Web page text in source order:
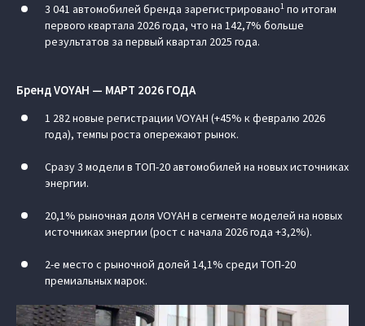
3 041 автомобилей бренда зарегистрировано1 по итогам
первого квартала 2026 года, что на 142,7% больше
результатов за первый квартал 2025 года.
Бренд VOYAH — МАРТ 2026 ГОДА
1 282 новые регистрации VOYAH (+45% к февралю 2026
года), темпы роста опережают рынок.
Сразу 3 модели в ТОП-20 автомобилей на новых источниках
энергии.
20,1% рыночная доля VOYAH в сегменте моделей на новых
источниках энергии (рост с начала 2026 года +3,2%).
2-е место с рыночной долей 14,1% среди ТОП-20
премиальных марок.